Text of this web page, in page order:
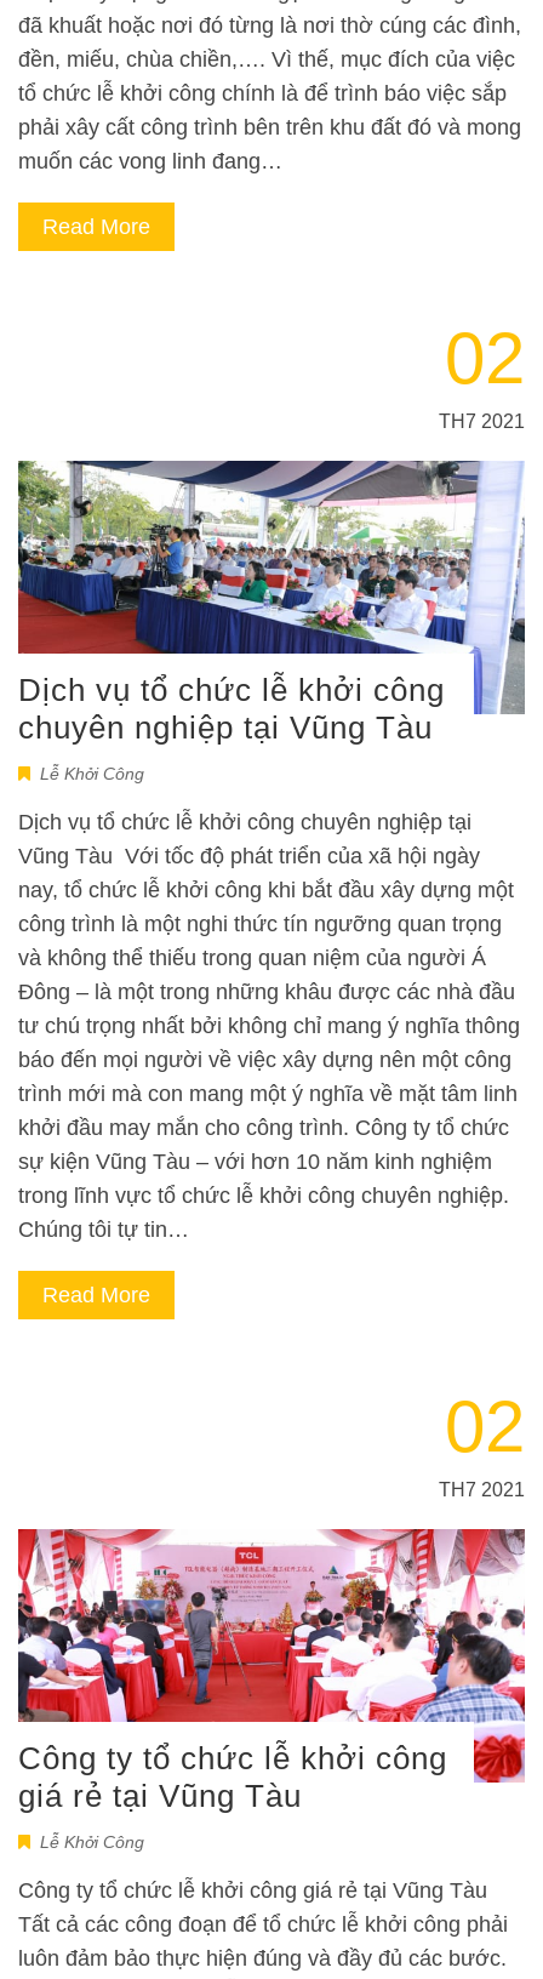
đã khuất hoặc nơi đó từng là nơi thờ cúng các đình,
đền, miếu, chùa chiền,…. Vì thế, mục đích của việc
tổ chức lễ khởi công chính là để trình báo việc sắp
phải xây cất công trình bên trên khu đất đó và mong
muốn các vong linh đang…
Read More
02
TH7 2021
Dịch vụ tổ chức lễ khởi công
chuyên nghiệp tại Vũng Tàu
Lễ Khởi Công
Dịch vụ tổ chức lễ khởi công chuyên nghiệp tại
Vũng Tàu Với tốc độ phát triển của xã hội ngày
nay, tổ chức lễ khởi công khi bắt đầu xây dựng một
công trình là một nghi thức tín ngưỡng quan trọng
và không thể thiếu trong quan niệm của người Á
Đông – là một trong những khâu được các nhà đầu
tư chú trọng nhất bởi không chỉ mang ý nghĩa thông
báo đến mọi người về việc xây dựng nên một công
trình mới mà con mang một ý nghĩa về mặt tâm linh
khởi đầu may mắn cho công trình. Công ty tổ chức
sự kiện Vũng Tàu – với hơn 10 năm kinh nghiệm
trong lĩnh vực tổ chức lễ khởi công chuyên nghiệp.
Chúng tôi tự tin…
Read More
02
TH7 2021
Công ty tổ chức lễ khởi công
giá rẻ tại Vũng Tàu
Lễ Khởi Công
Công ty tổ chức lễ khởi công giá rẻ tại Vũng Tàu
Tất cả các công đoạn để tổ chức lễ khởi công phải
luôn đảm bảo thực hiện đúng và đầy đủ các bước.